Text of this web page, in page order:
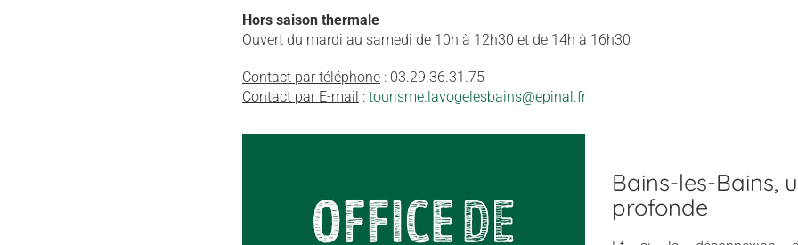
Hors saison thermale
Ouvert du mardi au samedi de 10h à 12h30 et de 14h à 16h30
Contact par téléphone : 03.29.36.31.75
Contact par E-mail : tourisme.lavogelesbains@epinal.fr
Bains-les-Bains,
profonde